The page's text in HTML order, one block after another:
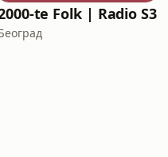
te Folk | Radio S3